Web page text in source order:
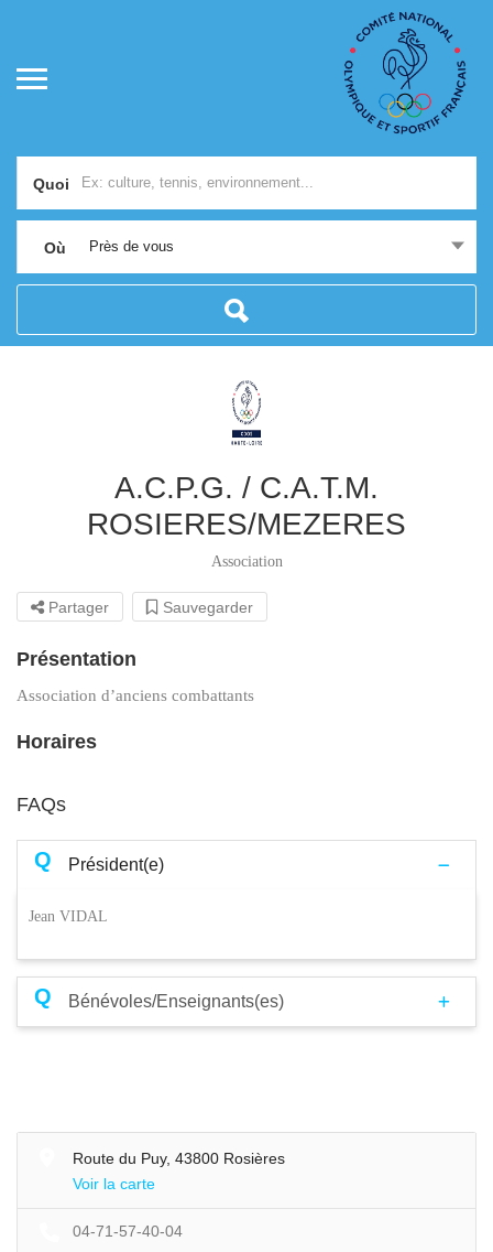
Quoi
Où Près de vous
A.C.P.G. / C.A.T.M.
ROSIERES/MEZERES
Association
Partager Sauvegarder
Présentation
Association d’anciens combattants
Horaires
FAQs
Q Président(e)
Jean VIDAL
Q Bénévoles/Enseignants(es)
Route du Puy, 43800 Rosières
Voir la carte
04-71-57-40-04